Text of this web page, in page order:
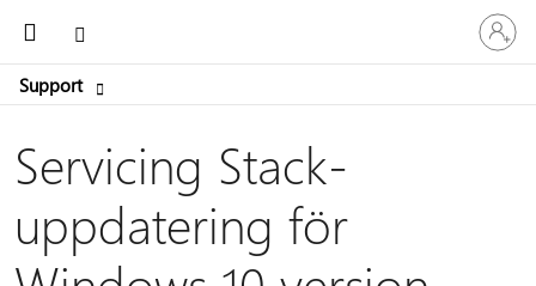
Support
Logga
in
på
konto
Servicing Stack-
uppdatering för